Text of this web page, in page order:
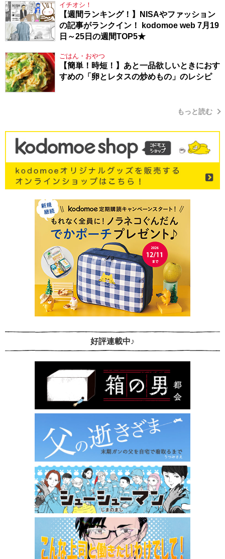
イチオシ！
【週間ランキング！】NISAやファッション
の記事がランクイン！ kodomoe web 7月19
日～25日の週間TOP5★
ごはん・おやつ
【簡単！時短！】あと一品欲しいときにおす
すめの「卵とレタスの炒めもの」のレシピ
もっと読む
好評連載中♪